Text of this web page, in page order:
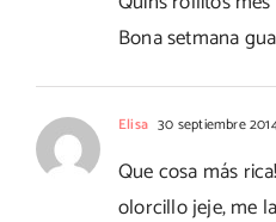
Bona setmana
Elisa 30 septiembre
Que cosa más
olorcillo jeje, me